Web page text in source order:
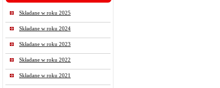
Składane w roku 2025
Składane w roku 2024
Składane w roku 2023
Składane w roku 2022
Składane w roku 2021